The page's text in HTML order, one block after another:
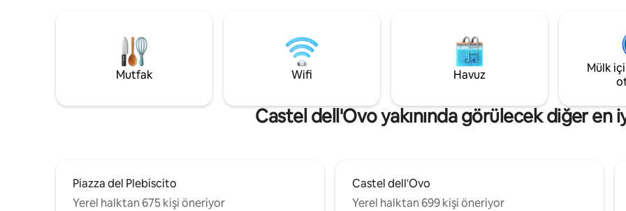
arıyor olun, mekânımız tüm ihtiyaçlarınızı
gerçekten unutulmaz kılın.
sayesinde tarihi merkeze, Vomero'ya,
adalara ve arkeolojik alanlara gitmek
kolaydır.
mükemmel bir merkezdir.
mekanları, klima, ısıtma, TV ve
konfor için ortak mutfağı olan
binada benzersiz bir
keyfini çıkarın.
Mutfak Wifi Havuz
Mülk
Castel dell'Ovo yakınında görülecek diğer en
Piazza del Plebiscito
Yerel halktan 675 kişi öneriyor
Castel dell'Ovo
Yerel halktan 699 kişi öneriyor